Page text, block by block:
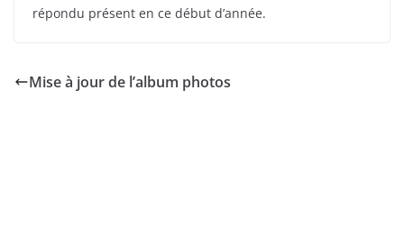
répondu présent en ce début d’année.
Mise à jour de l’album photos